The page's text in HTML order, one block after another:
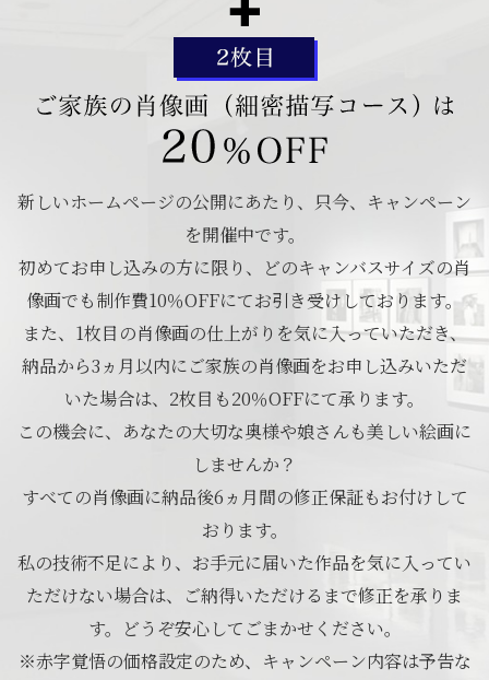
新しいホームページの公開にあたり、只今、キャンペーン
を開催中です。
初めてお申し込みの方に限り、どのキャンバスサイズの肖
像画でも制作費10％OFFにてお引き受けしております。
また、1枚目の肖像画の仕上がりを気に入っていただき、
納品から3ヵ月以内にご家族の肖像画をお申し込みいただ
いた場合は、2枚目も20％OFFにて承ります。
この機会に、あなたの大切な奥様や娘さんも美しい絵画に
しませんか？
すべての肖像画に納品後6ヵ月間の修正保証もお付けして
おります。
私の技術不足により、お手元に届いた作品を気に入ってい
ただけない場合は、ご納得いただけるまで修正を承りま
す。どうぞ安心してごまかせください。
※赤字覚悟の価格設定のため、キャンペーン内容は予告な